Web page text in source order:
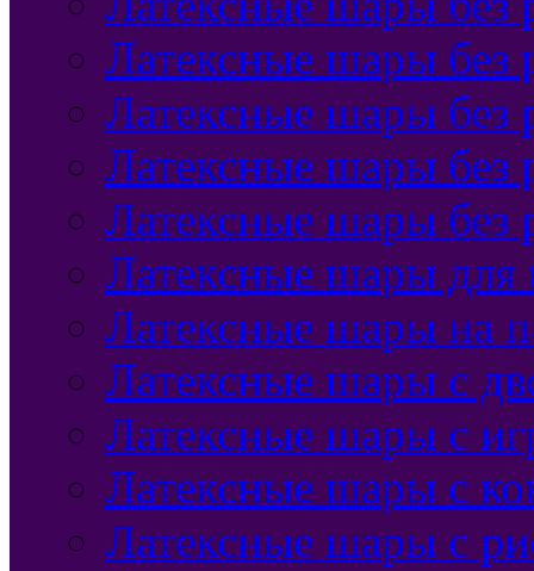
Латексные шары без
Латексные шары без
Латексные шары без
Латексные шары без
Латексные шары
Латексные шары на
Латексные шары с
Латексные шары с
Латексные шары с
Латексные шары с